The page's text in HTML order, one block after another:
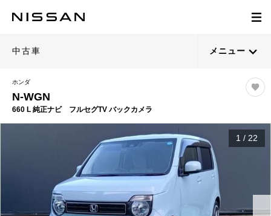
中古車 メニュー
ホンダ
N-WGN
660 L 純正ナビ フルセグTV バックカメラ
1 / 22